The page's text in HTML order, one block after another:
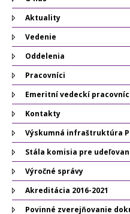
Aktuality
Vedenie
Oddelenia
Pracovníci
Emeritní vedeckí
Kontakty
Výskumná infraštruktúra
Stála komisia pre
Výročné správy
Akreditácia 2016-2021
Povinné zverejňovanie